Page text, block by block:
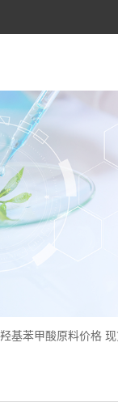
基苯甲酸原料价格 现